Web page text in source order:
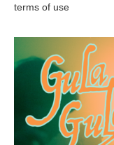
terms of use